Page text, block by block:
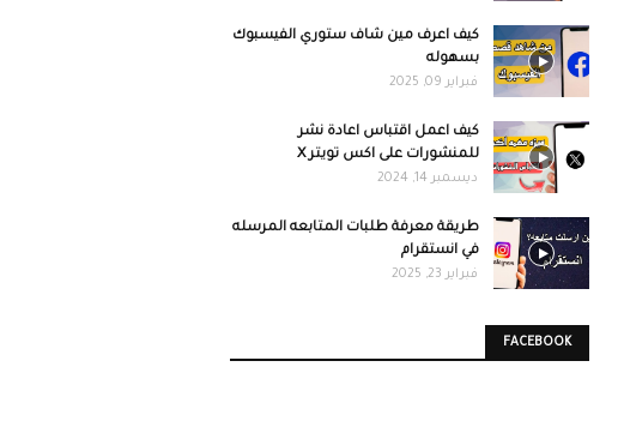
كيف اعرف مين شاف ستوري الفيسبوك
بسهوله
فبراير 09, 2025
كيف اعمل اقتباس اعادة نشر
للمنشورات على اكس تويتر X
ديسمبر 14, 2024
طريقة معرفة طلبات المتابعه المرسله
في انستقرام
فبراير 23, 2025
FACEBOOK